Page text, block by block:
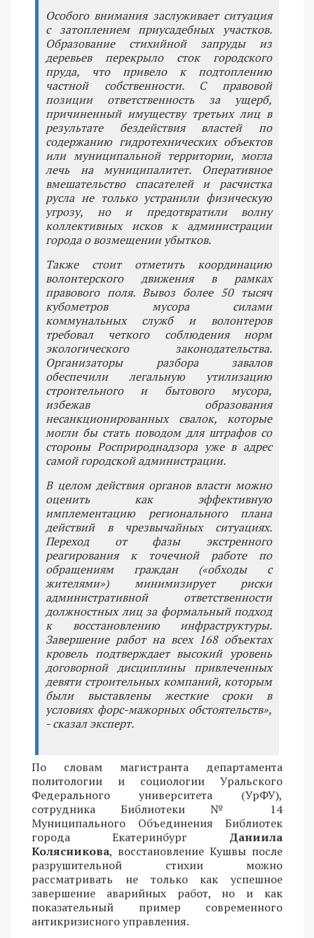
Особого внимания заслуживает ситуация
с затоплением приусадебных участков.
Образование стихийной запруды из
деревьев перекрыло сток городского
пруда, что привело к подтоплению
частной собственности. С правовой
позиции ответственность за ущерб,
причиненный имуществу третьих лиц в
результате бездействия властей по
содержанию гидротехнических объектов
или муниципальной территории, могла
лечь на муниципалитет. Оперативное
вмешательство спасателей и расчистка
русла не только устранили физическую
угрозу, но и предотвратили волну
коллективных исков к администрации
города о возмещении убытков.
Также стоит отметить координацию
волонтерского движения в рамках
правового поля. Вывоз более 50 тысяч
кубометров мусора силами
коммунальных служб и волонтеров
требовал четкого соблюдения норм
экологического законодательства.
Организаторы разбора завалов
обеспечили легальную утилизацию
строительного и бытового мусора,
избежав образования
несанкционированных свалок, которые
могли бы стать поводом для штрафов со
стороны Росприроднадзора уже в адрес
самой городской администрации.
В целом действия органов власти можно
оценить как эффективную
имплементацию регионального плана
действий в чрезвычайных ситуациях.
Переход от фазы экстренного
реагирования к точечной работе по
обращениям граждан («обходы с
жителями») минимизирует риски
административной ответственности
должностных лиц за формальный подход
к восстановлению инфраструктуры.
Завершение работ на всех 168 объектах
кровель подтверждает высокий уровень
договорной дисциплины привлеченных
девяти строительных компаний, которым
были выставлены жесткие сроки в
условиях форс-мажорных обстоятельств»,
- сказал эксперт.
По словам магистранта департамента
политологии и социологии Уральского
Федерального университета (УрФУ),
сотрудника Библиотеки № 14
Муниципального Объединения Библиотек
города Екатеринбург Даниила
Колясникова, восстановление Кушвы после
разрушительной стихии можно
рассматривать не только как успешное
завершение аварийных работ, но и как
показательный пример современного
антикризисного управления.